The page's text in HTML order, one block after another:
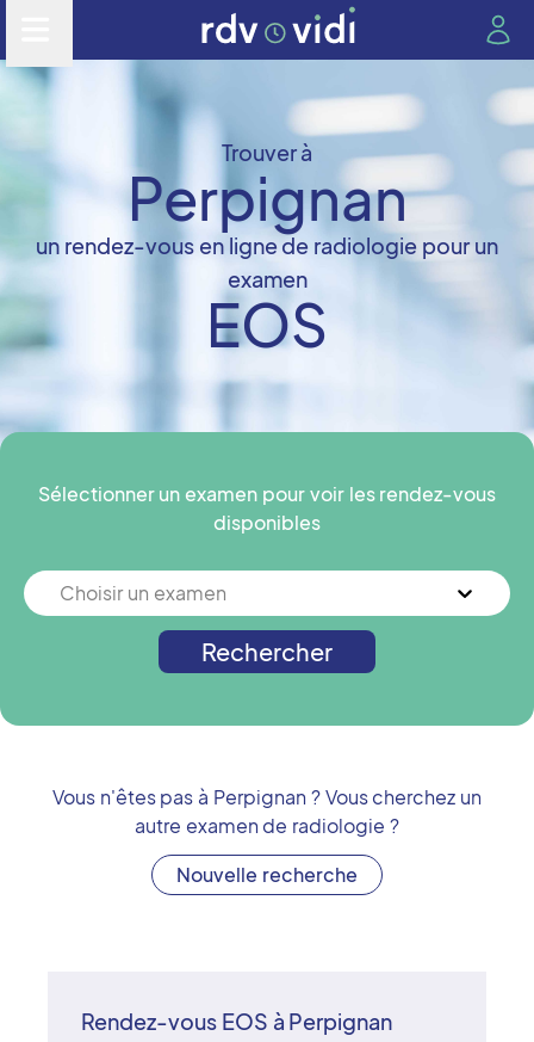
Trouver à
Perpignan
un rendez-vous en ligne de radiologie pour un
examen
EOS
Sélectionner un examen pour voir les rendez-vous
disponibles
Choisir un examen
Rechercher
Vous n'êtes pas à Perpignan? Vous cherchez un
autre examen de radiologie ?
Nouvelle recherche
Rendez-vous EOS à Perpignan